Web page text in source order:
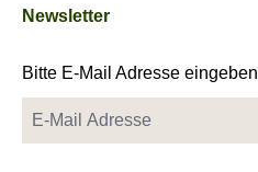
Newsletter
Bitte E-Mail Adresse eingeben